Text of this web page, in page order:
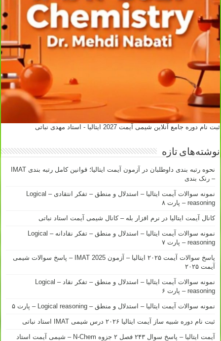
ثبت نام دوره جامع آنلاین شیمی آیمت 2027 ایتالیا - استاد مهدی نباتی
نوشته‌های تازه
نحوه رتبه بندی داوطلبان در آزمون آیمت ایتالیا؛ قوانین کامل رتبه بندی IMAT
– رنک بندی
نمونه سوالات آیمت ایتالیا – استدلال و منطق – تفکر انتقادی – Logical
reasoning – پارت ۸
کانال آیمت ایتالیا در نرم افزار بله – کانال شیمی آیمت استاد نباتی
نمونه سوالات آیمت ایتالیا – استدلال و منطق – تفکر نقادانه – Logical
reasoning – پارت ۷
پاسخ سوالات آیمت ۲۰۲۵ ایتالیا – آزمون IMAT 2025 – پاسخ سوالات شیمی
آیمت ۲۰۲۵
نمونه سوالات آیمت ایتالیا – استدلال و منطق – تفکر نقاد – Logical
reasoning – پارت ۶
نمونه سوالات آیمت ایتالیا – استدلال و منطق – Logical reasoning – پارت ۵
ثبت نام دوره شبیه ساز آیمت ایتالیا ۲۰۲۶ درس شیمی IMAT استاد نباتی
آیمت ایتالیا – پاسخ سوال ۲۴۳ فصل ۲ جزوه N-Chem – شیمی آیمت استاد